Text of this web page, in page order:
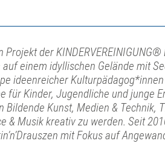
der KINDERVEREINIGUNG®
einem idyllischen Gelände mit
ideenreicher Kulturpädagog*innen
für Kinder, Jugendliche und junge
Bildende Kunst, Medien & Technik,
& Musik kreativ zu werden. Seit
mit Fokus auf